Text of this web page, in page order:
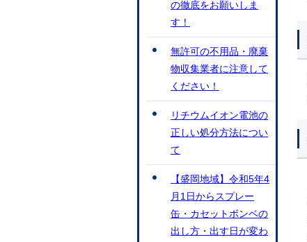
の徹底をお願いしま
す！
無許可の不用品・廃棄
物収集業者に注意して
ください！
リチウムイオン電池の
正しい処分方法につい
て
【盛岡地域】令和5年4
月1日からスプレー
缶・カセットボンベの
出し方・出す日が変わ